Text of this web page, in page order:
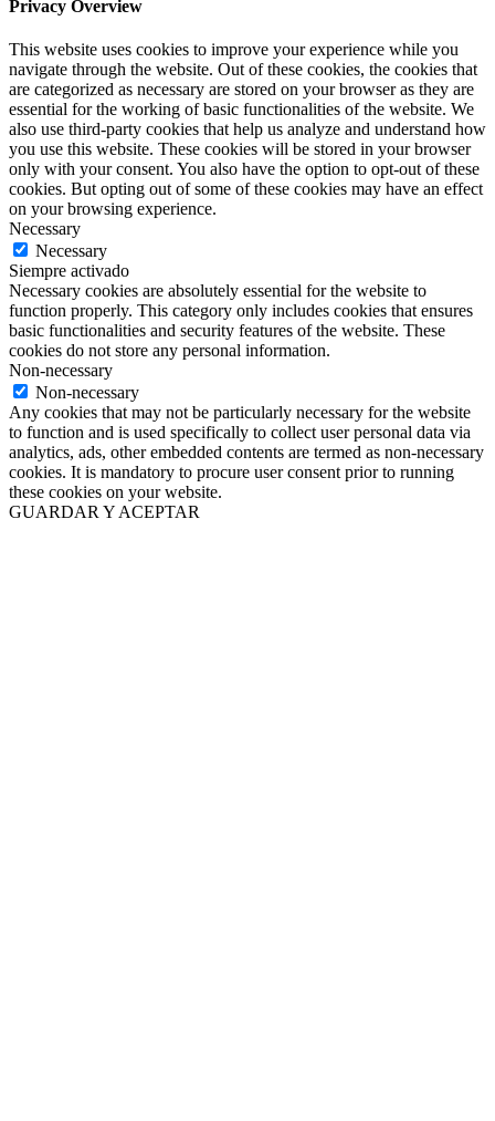
Privacy Overview
This website uses cookies to improve your experience while you
navigate through the website. Out of these cookies, the cookies that
are categorized as necessary are stored on your browser as they are
essential for the working of basic functionalities of the website. We
also use third-party cookies that help us analyze and understand how
you use this website. These cookies will be stored in your browser
only with your consent. You also have the option to opt-out of these
cookies. But opting out of some of these cookies may have an effect
on your browsing experience.
Necessary
Necessary
Siempre activado
Necessary cookies are absolutely essential for the website to
function properly. This category only includes cookies that ensures
basic functionalities and security features of the website. These
cookies do not store any personal information.
Non-necessary
Non-necessary
Any cookies that may not be particularly necessary for the website
to function and is used specifically to collect user personal data via
analytics, ads, other embedded contents are termed as non-necessary
cookies. It is mandatory to procure user consent prior to running
these cookies on your website.
GUARDAR Y ACEPTAR